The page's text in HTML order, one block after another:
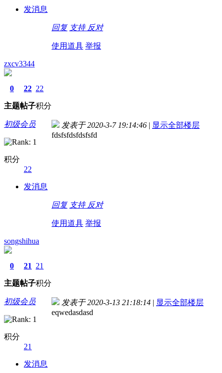
发消息
回复 支持 反对
使用道具 举报
zxcv3344
0
主题
22
帖子
22
积分
初级会员
积分
22
发消息
发表于 2020-3-7 19:14:46 | 显示全部楼层
fdsfsfdsfdsfsfd
回复 支持 反对
使用道具 举报
songshihua
0
主题
21
帖子
21
积分
初级会员
积分
21
发消息
发表于 2020-3-13 21:18:14 | 显示全部楼层
eqwedasdasd